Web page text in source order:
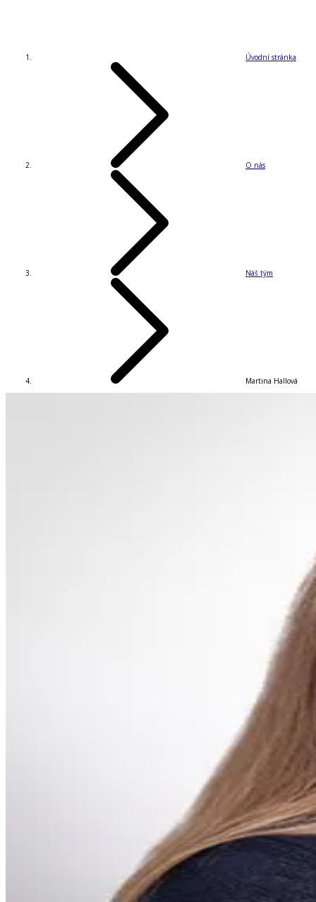
Úvodní stránka
O nás
Náš tým
Martina Hallová